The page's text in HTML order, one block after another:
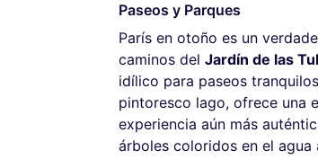
Paseos y Parques
París en otoño es un
caminos del Jardín de las
idílico para paseos
pintoresco lago, ofrece una
experiencia aún más
árboles coloridos en el agua